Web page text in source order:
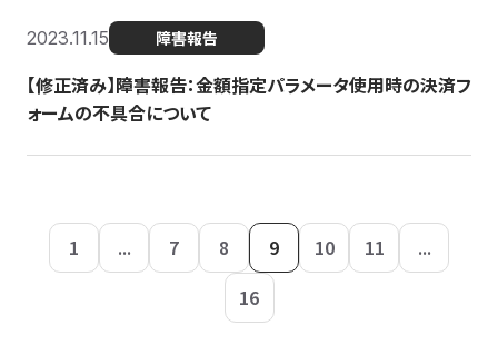
2023.11.15 障害報告
【修正済み】障害報告：金額指定パラメータ使用時の決済フ
ォームの不具合について
1 ... 7 8 9 10 11
...
16